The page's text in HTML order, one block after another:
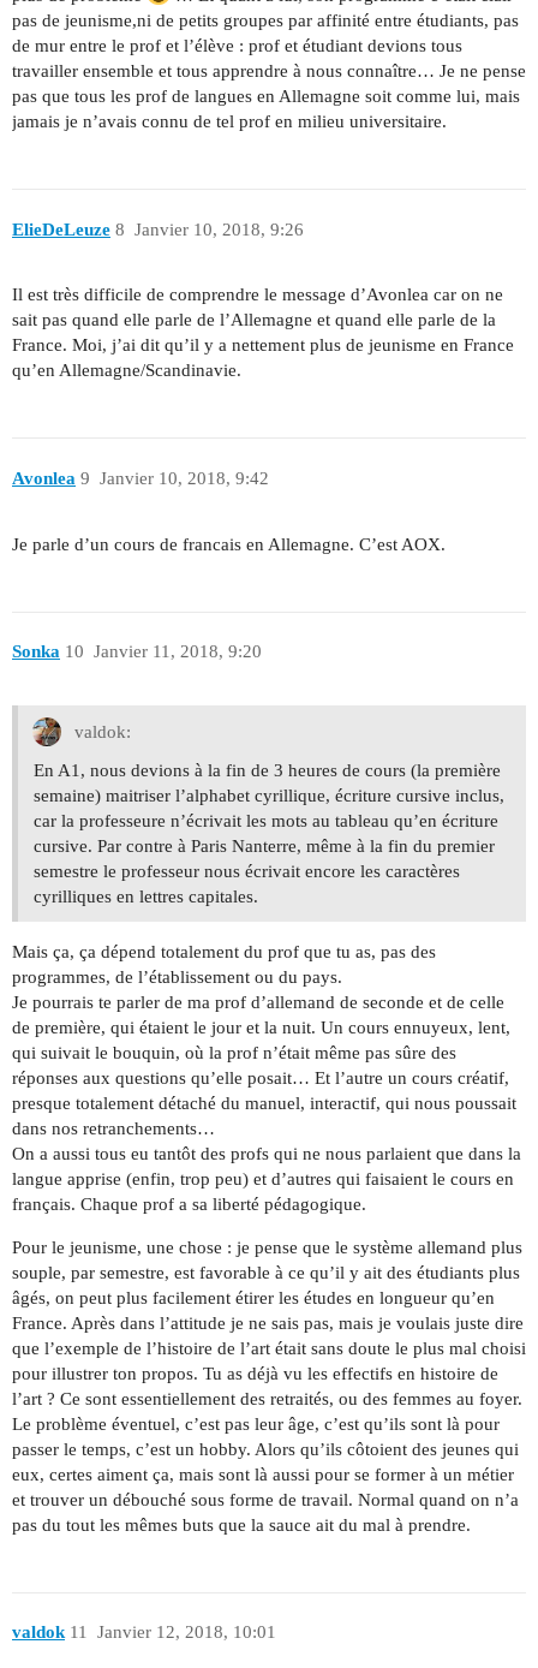
pas de jeunisme,ni de petits groupes par affinité entre étudiants, pas
de mur entre le prof et l’élève : prof et étudiant devions tous
travailler ensemble et tous apprendre à nous connaître… Je ne pense
pas que tous les prof de langues en Allemagne soit comme lui, mais
jamais je n’avais connu de tel prof en milieu universitaire.
ElieDeLeuze Janvier 10, 2018, 9:26
8
Il est très difficile de comprendre le message d’Avonlea car on ne
sait pas quand elle parle de l’Allemagne et quand elle parle de la
France. Moi, j’ai dit qu’il y a nettement plus de jeunisme en France
qu’en Allemagne/Scandinavie.
Avonlea Janvier 10, 2018, 9:42
9
Je parle d’un cours de francais en Allemagne. C’est AOX.
Sonka Janvier 11, 2018, 9:20
10
valdok:
En A1, nous devions à la fin de 3 heures de cours (la première
semaine) maitriser l’alphabet cyrillique, écriture cursive inclus,
car la professeure n’écrivait les mots au tableau qu’en écriture
cursive. Par contre à Paris Nanterre, même à la fin du premier
semestre le professeur nous écrivait encore les caractères
cyrilliques en lettres capitales.
Mais ça, ça dépend totalement du prof que tu as, pas des
programmes, de l’établissement ou du pays.
Je pourrais te parler de ma prof d’allemand de seconde et de celle
de première, qui étaient le jour et la nuit. Un cours ennuyeux, lent,
qui suivait le bouquin, où la prof n’était même pas sûre des
réponses aux questions qu’elle posait… Et l’autre un cours créatif,
presque totalement détaché du manuel, interactif, qui nous poussait
dans nos retranchements…
On a aussi tous eu tantôt des profs qui ne nous parlaient que dans la
langue apprise (enfin, trop peu) et d’autres qui faisaient le cours en
français. Chaque prof a sa liberté pédagogique.
Pour le jeunisme, une chose : je pense que le système allemand plus
souple, par semestre, est favorable à ce qu’il y ait des étudiants plus
âgés, on peut plus facilement étirer les études en longueur qu’en
France. Après dans l’attitude je ne sais pas, mais je voulais juste dire
que l’exemple de l’histoire de l’art était sans doute le plus mal choisi
pour illustrer ton propos. Tu as déjà vu les effectifs en histoire de
l’art ? Ce sont essentiellement des retraités, ou des femmes au foyer.
Le problème éventuel, c’est pas leur âge, c’est qu’ils sont là pour
passer le temps, c’est un hobby. Alors qu’ils côtoient des jeunes qui
eux, certes aiment ça, mais sont là aussi pour se former à un métier
et trouver un débouché sous forme de travail. Normal quand on n’a
pas du tout les mêmes buts que la sauce ait du mal à prendre.
valdok Janvier 12, 2018, 10:01
11